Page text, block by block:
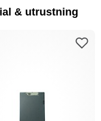
& utrustning